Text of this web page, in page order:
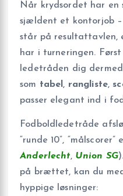
Når krydsordet har en
sjældent et kontorjob
står på resultattavlen,
har i turneringen.
ledetråden dig
som tabel , rangliste,
passer elegant ind i
Fodboldledetråde
“runde 10”,
Anderlecht, Union SG
på brættet, kan du
hyppige løsninger: